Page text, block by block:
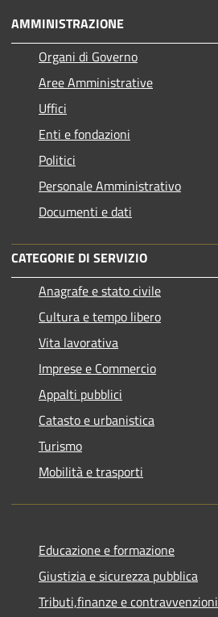
AMMINISTRAZIONE
Organi di Governo
Aree Amministrative
Uffici
Enti e fondazioni
Politici
Personale Amministrativo
Documenti e dati
CATEGORIE DI SERVIZIO
Anagrafe e stato civile
Cultura e tempo libero
Vita lavorativa
Imprese e Commercio
Appalti pubblici
Catasto e urbanistica
Turismo
Mobilità e trasporti
Educazione e formazione
Giustizia e sicurezza pubblica
Tributi,finanze e contravvenzioni